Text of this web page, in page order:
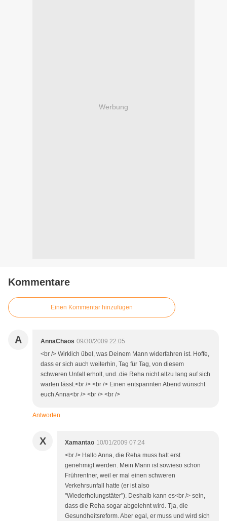
Werbung
Kommentare
Einen Kommentar hinzufügen
A AnnaChaos 09/30/2009 22:05
<br /> Wirklich übel, was Deinem Mann widerfahren ist. Hoffe,
dass er sich auch weiterhin, Tag für Tag, von diesem
schweren Unfall erholt, und..die Reha nicht allzu lang auf sich
warten lässt.<br /> <br /> Einen entspannten Abend wünscht
euch Anna<br /> <br /> <br />
Antworten
X Xamantao 10/01/2009 07:24
<br /> Hallo Anna, die Reha muss halt erst
genehmigt werden. Mein Mann ist sowieso schon
Frührentner, weil er mal einen schweren
Verkehrsunfall hatte (er ist also
"Wiederholungstäter"). Deshalb kann es<br /> sein,
dass die Reha sogar abgelehnt wird. Tja, die
Gesundheitsreform. Aber egal, er muss und wird sich